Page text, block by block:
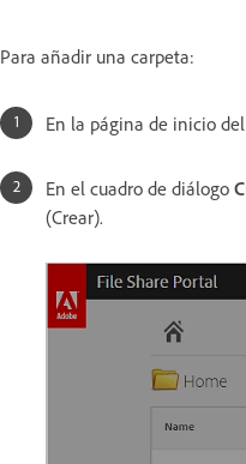
Para añadir una carpeta:
En la página de inicio
En el cuadro de diálogo
(Crear).